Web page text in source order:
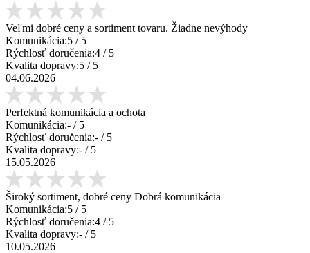
Veľmi dobré ceny a sortiment tovaru. Žiadne nevýhody
Komunikácia:5 / 5
Rýchlosť doručenia:4 / 5
Kvalita dopravy:5 / 5
04.06.2026
Perfektná komunikácia a ochota
Komunikácia:- / 5
Rýchlosť doručenia:- / 5
Kvalita dopravy:- / 5
15.05.2026
Široký sortiment, dobré ceny Dobrá komunikácia
Komunikácia:5 / 5
Rýchlosť doručenia:4 / 5
Kvalita dopravy:- / 5
10.05.2026